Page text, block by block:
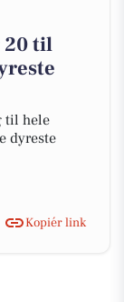
20 til
til hele
dyreste
Kopiér link